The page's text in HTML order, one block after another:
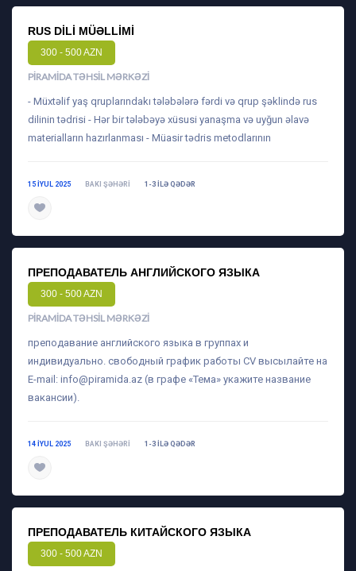
RUS DILI MÜƏLLIMI
300 - 500 AZN
PIRAMIDA TƏHSIL MƏRKƏZI
- Müxtəlif yaş qruplarındakı tələbələrə fərdi və qrup şəklində rus
dilinin tədrisi - Hər bir tələbəyə xüsusi yanaşma və uyğun əlavə
materialların hazırlanması - Müasir tədris metodlarının
15 IYUL 2025 BAKI ŞƏHƏRI 1-3 ILƏ QƏDƏR
ПРЕПОДАВАТЕЛЬ АНГЛИЙСКОГО ЯЗЫКА
300 - 500 AZN
PIRAMIDA TƏHSIL MƏRKƏZI
преподавание английского языка в группах и
индивидуально. свободный график работы CV высылайте на
E-mail: info@piramida.az (в графе «Тема» укажите название
вакансии).
14 IYUL 2025 BAKI ŞƏHƏRI 1-3 ILƏ QƏDƏR
ПРЕПОДАВАТЕЛЬ КИТАЙСКОГО ЯЗЫКА
300 - 500 AZN